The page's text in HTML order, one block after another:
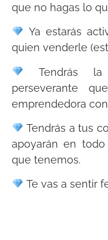
que no hagas lo
Ya estarás
quien venderle
Tendrás la
perseverante
emprendedora
Tendrás a tus
apoyarán en
que tenemos.
Te vas a sentir